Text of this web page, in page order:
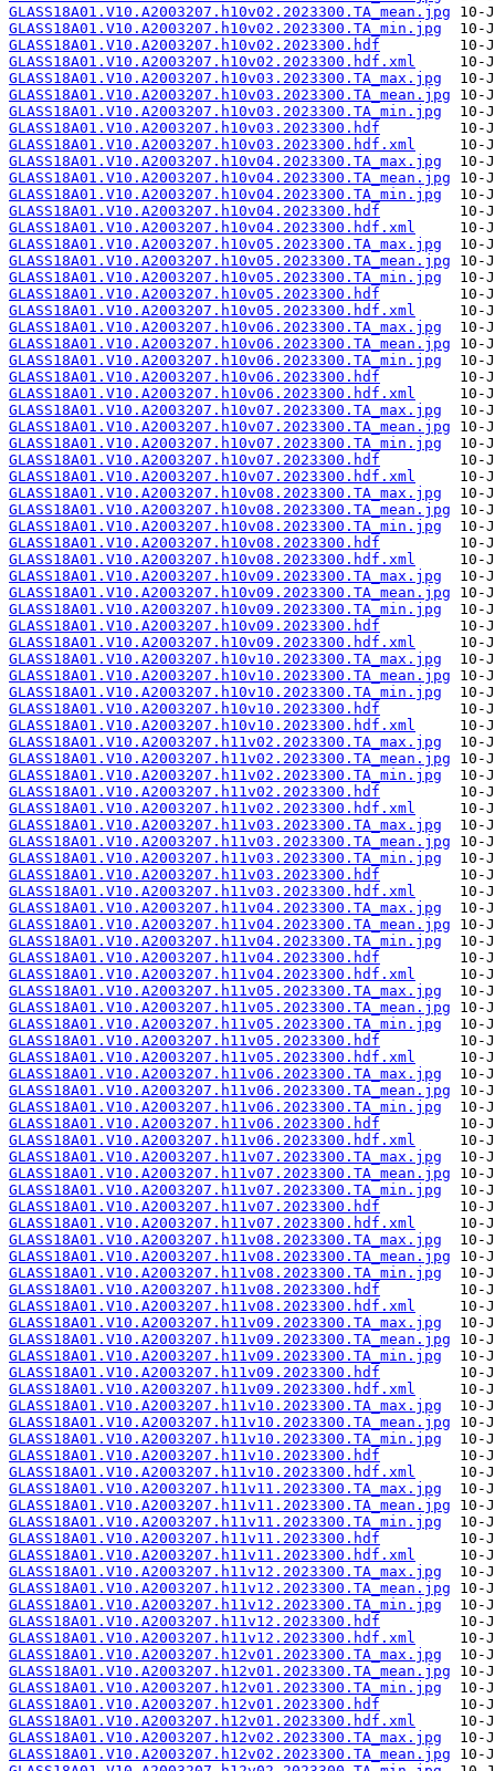
GLASS18A01.V10.A2003207.h10v02.2023300.TA_mean.jpg
GLASS18A01.V10.A2003207.h10v02.2023300.TA_min.jpg
GLASS18A01.V10.A2003207.h10v02.2023300.hdf
GLASS18A01.V10.A2003207.h10v02.2023300.hdf.xml
GLASS18A01.V10.A2003207.h10v03.2023300.TA_max.jpg
GLASS18A01.V10.A2003207.h10v03.2023300.TA_mean.jpg
GLASS18A01.V10.A2003207.h10v03.2023300.TA_min.jpg
GLASS18A01.V10.A2003207.h10v03.2023300.hdf
GLASS18A01.V10.A2003207.h10v03.2023300.hdf.xml
GLASS18A01.V10.A2003207.h10v04.2023300.TA_max.jpg
GLASS18A01.V10.A2003207.h10v04.2023300.TA_mean.jpg
GLASS18A01.V10.A2003207.h10v04.2023300.TA_min.jpg
GLASS18A01.V10.A2003207.h10v04.2023300.hdf
GLASS18A01.V10.A2003207.h10v04.2023300.hdf.xml
GLASS18A01.V10.A2003207.h10v05.2023300.TA_max.jpg
GLASS18A01.V10.A2003207.h10v05.2023300.TA_mean.jpg
GLASS18A01.V10.A2003207.h10v05.2023300.TA_min.jpg
GLASS18A01.V10.A2003207.h10v05.2023300.hdf
GLASS18A01.V10.A2003207.h10v05.2023300.hdf.xml
GLASS18A01.V10.A2003207.h10v06.2023300.TA_max.jpg
GLASS18A01.V10.A2003207.h10v06.2023300.TA_mean.jpg
GLASS18A01.V10.A2003207.h10v06.2023300.TA_min.jpg
GLASS18A01.V10.A2003207.h10v06.2023300.hdf
GLASS18A01.V10.A2003207.h10v06.2023300.hdf.xml
GLASS18A01.V10.A2003207.h10v07.2023300.TA_max.jpg
GLASS18A01.V10.A2003207.h10v07.2023300.TA_mean.jpg
GLASS18A01.V10.A2003207.h10v07.2023300.TA_min.jpg
GLASS18A01.V10.A2003207.h10v07.2023300.hdf
GLASS18A01.V10.A2003207.h10v07.2023300.hdf.xml
GLASS18A01.V10.A2003207.h10v08.2023300.TA_max.jpg
GLASS18A01.V10.A2003207.h10v08.2023300.TA_mean.jpg
GLASS18A01.V10.A2003207.h10v08.2023300.TA_min.jpg
GLASS18A01.V10.A2003207.h10v08.2023300.hdf
GLASS18A01.V10.A2003207.h10v08.2023300.hdf.xml
GLASS18A01.V10.A2003207.h10v09.2023300.TA_max.jpg
GLASS18A01.V10.A2003207.h10v09.2023300.TA_mean.jpg
GLASS18A01.V10.A2003207.h10v09.2023300.TA_min.jpg
GLASS18A01.V10.A2003207.h10v09.2023300.hdf
GLASS18A01.V10.A2003207.h10v09.2023300.hdf.xml
GLASS18A01.V10.A2003207.h10v10.2023300.TA_max.jpg
GLASS18A01.V10.A2003207.h10v10.2023300.TA_mean.jpg
GLASS18A01.V10.A2003207.h10v10.2023300.TA_min.jpg
GLASS18A01.V10.A2003207.h10v10.2023300.hdf
GLASS18A01.V10.A2003207.h10v10.2023300.hdf.xml
GLASS18A01.V10.A2003207.h11v02.2023300.TA_max.jpg
GLASS18A01.V10.A2003207.h11v02.2023300.TA_mean.jpg
GLASS18A01.V10.A2003207.h11v02.2023300.TA_min.jpg
GLASS18A01.V10.A2003207.h11v02.2023300.hdf
GLASS18A01.V10.A2003207.h11v02.2023300.hdf.xml
GLASS18A01.V10.A2003207.h11v03.2023300.TA_max.jpg
GLASS18A01.V10.A2003207.h11v03.2023300.TA_mean.jpg
GLASS18A01.V10.A2003207.h11v03.2023300.TA_min.jpg
GLASS18A01.V10.A2003207.h11v03.2023300.hdf
GLASS18A01.V10.A2003207.h11v03.2023300.hdf.xml
GLASS18A01.V10.A2003207.h11v04.2023300.TA_max.jpg
GLASS18A01.V10.A2003207.h11v04.2023300.TA_mean.jpg
GLASS18A01.V10.A2003207.h11v04.2023300.TA_min.jpg
GLASS18A01.V10.A2003207.h11v04.2023300.hdf
GLASS18A01.V10.A2003207.h11v04.2023300.hdf.xml
GLASS18A01.V10.A2003207.h11v05.2023300.TA_max.jpg
GLASS18A01.V10.A2003207.h11v05.2023300.TA_mean.jpg
GLASS18A01.V10.A2003207.h11v05.2023300.TA_min.jpg
GLASS18A01.V10.A2003207.h11v05.2023300.hdf
GLASS18A01.V10.A2003207.h11v05.2023300.hdf.xml
GLASS18A01.V10.A2003207.h11v06.2023300.TA_max.jpg
GLASS18A01.V10.A2003207.h11v06.2023300.TA_mean.jpg
GLASS18A01.V10.A2003207.h11v06.2023300.TA_min.jpg
GLASS18A01.V10.A2003207.h11v06.2023300.hdf
GLASS18A01.V10.A2003207.h11v06.2023300.hdf.xml
GLASS18A01.V10.A2003207.h11v07.2023300.TA_max.jpg
GLASS18A01.V10.A2003207.h11v07.2023300.TA_mean.jpg
GLASS18A01.V10.A2003207.h11v07.2023300.TA_min.jpg
GLASS18A01.V10.A2003207.h11v07.2023300.hdf
GLASS18A01.V10.A2003207.h11v07.2023300.hdf.xml
GLASS18A01.V10.A2003207.h11v08.2023300.TA_max.jpg
GLASS18A01.V10.A2003207.h11v08.2023300.TA_mean.jpg
GLASS18A01.V10.A2003207.h11v08.2023300.TA_min.jpg
GLASS18A01.V10.A2003207.h11v08.2023300.hdf
GLASS18A01.V10.A2003207.h11v08.2023300.hdf.xml
GLASS18A01.V10.A2003207.h11v09.2023300.TA_max.jpg
GLASS18A01.V10.A2003207.h11v09.2023300.TA_mean.jpg
GLASS18A01.V10.A2003207.h11v09.2023300.TA_min.jpg
GLASS18A01.V10.A2003207.h11v09.2023300.hdf
GLASS18A01.V10.A2003207.h11v09.2023300.hdf.xml
GLASS18A01.V10.A2003207.h11v10.2023300.TA_max.jpg
GLASS18A01.V10.A2003207.h11v10.2023300.TA_mean.jpg
GLASS18A01.V10.A2003207.h11v10.2023300.TA_min.jpg
GLASS18A01.V10.A2003207.h11v10.2023300.hdf
GLASS18A01.V10.A2003207.h11v10.2023300.hdf.xml
GLASS18A01.V10.A2003207.h11v11.2023300.TA_max.jpg
GLASS18A01.V10.A2003207.h11v11.2023300.TA_mean.jpg
GLASS18A01.V10.A2003207.h11v11.2023300.TA_min.jpg
GLASS18A01.V10.A2003207.h11v11.2023300.hdf
GLASS18A01.V10.A2003207.h11v11.2023300.hdf.xml
GLASS18A01.V10.A2003207.h11v12.2023300.TA_max.jpg
GLASS18A01.V10.A2003207.h11v12.2023300.TA_mean.jpg
GLASS18A01.V10.A2003207.h11v12.2023300.TA_min.jpg
GLASS18A01.V10.A2003207.h11v12.2023300.hdf
GLASS18A01.V10.A2003207.h11v12.2023300.hdf.xml
GLASS18A01.V10.A2003207.h12v01.2023300.TA_max.jpg
GLASS18A01.V10.A2003207.h12v01.2023300.TA_mean.jpg
GLASS18A01.V10.A2003207.h12v01.2023300.TA_min.jpg
GLASS18A01.V10.A2003207.h12v01.2023300.hdf
GLASS18A01.V10.A2003207.h12v01.2023300.hdf.xml
GLASS18A01.V10.A2003207.h12v02.2023300.TA_max.jpg
GLASS18A01.V10.A2003207.h12v02.2023300.TA_mean.jpg